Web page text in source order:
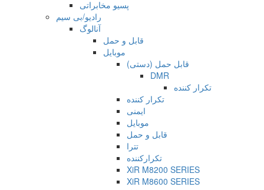
پسیو مخابراتی
رادیو/بی سیم
آنالوگ
قابل و حمل
موبایل
قابل حمل (دستی)
DMR
تکرار کننده
تکرار کننده
ایمنی
موبایل
قابل و حمل
تترا
تکرارکننده
XiR M8200 SERIES
XiR M8600 SERIES